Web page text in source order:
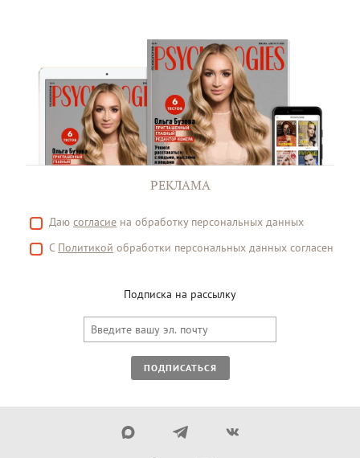
РЕКЛАМА
Даю согласие на обработку персональных данных
С Политикой обработки персональных данных согласен
Подписка на рассылку
ПОДПИСАТЬСЯ